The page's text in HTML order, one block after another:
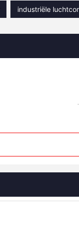
industriële